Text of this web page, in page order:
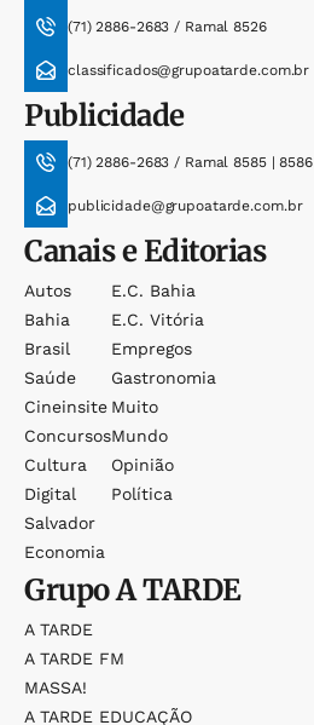
(71) 2886-2683 / Ramal 8526
classificados@grupoatarde.com.br
Publicidade
(71) 2886-2683 / Ramal 8585 | 8586
publicidade@grupoatarde.com.br
Canais e Editorias
Autos
Bahia
Brasil
Saúde
Cineinsite
Concursos
Cultura
Digital
Salvador
Economia
E.c. Bahia
E.c. Vitória
Empregos
Gastronomia
Muito
Mundo
Opinião
Política
GrupoA TARDE
A TARDE
A TARDE FM
MASSA!
A TARDE EDUCAÇÃO